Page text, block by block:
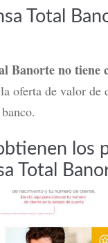
Total
Banorte no tiene
oferta de valor de
los
Total